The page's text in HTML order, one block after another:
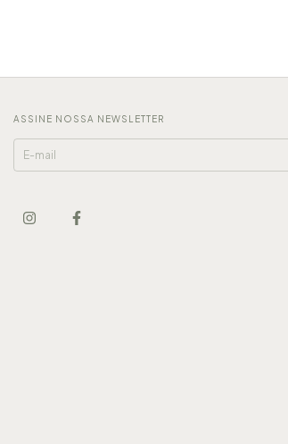
ASSINE NOSSA NEWSLETTER